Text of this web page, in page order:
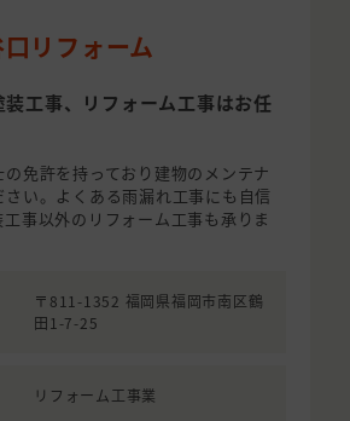
リフォーム
工事、リフォーム工事はお任
免許を持っており建物のメンテナ
さい。よくある雨漏れ工事にも自信
事以外のリフォーム工事も承りま
〒811-1352 福岡県福岡市南区鶴
田1-7-25
リフォーム工事業